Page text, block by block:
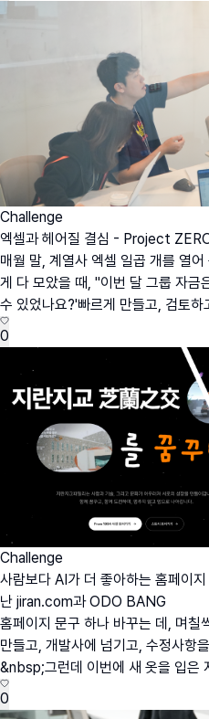
Challenge
엑셀과 헤어질 결심 - Project
매월 말, 계열사 엑셀 일곱 개를 열
게 다 모았을 때, "이번 달 그룹 자금
수 있었나요?'빠르게 만들고, 검토
0
Challenge
사람보다 AI가 더 좋아하는 홈페이
난 jiran.com과 ODO BANG
홈페이지 문구 하나 바꾸는 데, 며칠
만들고, 개발사에 넘기고, 수정사항
&nbsp;그런데 이번에 새 옷을 입은
0